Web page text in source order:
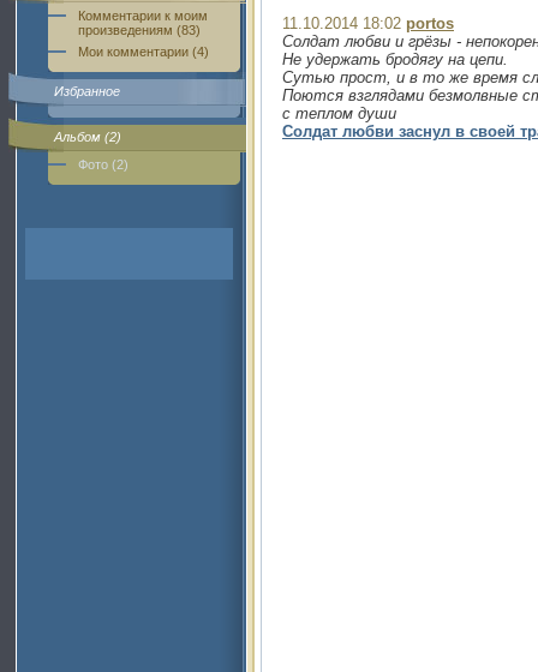
Комментарии к моим
произведениям (83)
Мои комментарии (4)
Избранное
Альбом (2)
Фото (2)
11.10.2014 18:02 portos
Солдат любви и грёзы -
Не удержать бродягу на цепи.
Сутью прост, и в то же время
Поются взглядами безмолвные
с теплом души
Солдат любви заснул в своей